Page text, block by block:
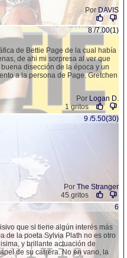
Por DAVIS
8 /7.00(1)
de Bettie Page de la cual había
de ahi mi sorpresa al ver que
disección de la época y un
a la persona de Page. Gretchen
Por Logan D.
1 gritos
9 /5.50(30)
Por The Stranger
45 gritos
6
que si tiene algún interés más
de la poeta Sylvia Plath no es otro
y brillante actuación de
de su carrera. No en vano, la